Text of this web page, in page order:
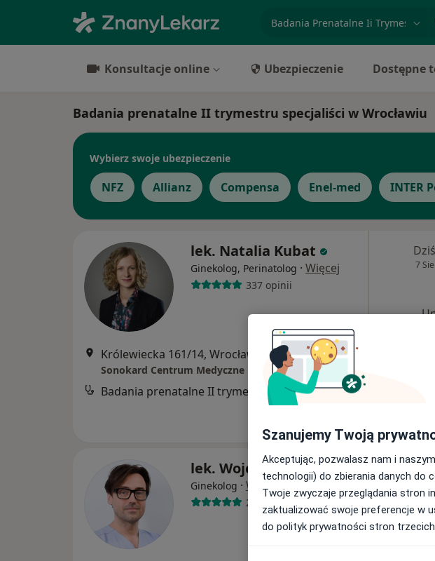
Konsultacje online Ubezpieczenie Dostępne
Badania prenatalne II trymestru specjaliści w Wrocławiu
Wybierz swoje ubezpieczenie
NFZ Allianz Compensa Enel-med INTER
lek. Natalia Kubat
Ginekolog, Perinatolog · Więcej
337 opinii
Królewiecka 161/14, Wrocław Mapa
Sonokard Centrum Medyczne
Badania prenatalne II trymestru od 480 zł
Dziś
7 Sie
lek. Wojciech Rogala
Ginekolog · Więcej
211 opinii
Dziś
7 Sie
Szanujemy Twoją
Akceptując, pozwalasz nam i
technologii) do zbierania danych
Twoje zwyczaje przeglądania stron
zaktualizować swoje preferencje w
do polityk prywatności stron